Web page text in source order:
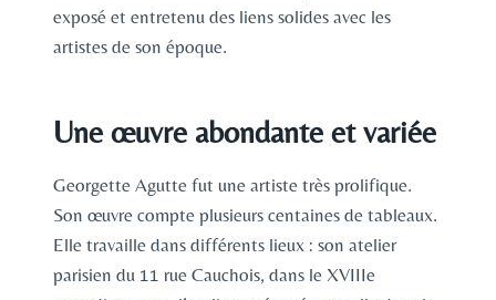
exposé et entretenu des liens solides avec les
artistes de son époque.
Une œuvre abondante et variée
Georgette Agutte fut une artiste très prolifique.
Son œuvre compte plusieurs centaines de tableaux.
Elle travaille dans différents lieux : son atelier
parisien du 11 rue Cauchois, dans le XVIIIe